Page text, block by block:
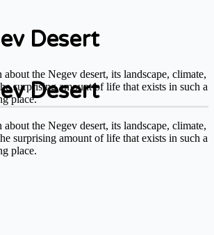
Desert
the Negev desert, its landscape, climate,
surprising amount of life that exists in such a
place.
Desert
the Negev desert, its landscape, climate,
surprising amount of life that exists in such a
place.